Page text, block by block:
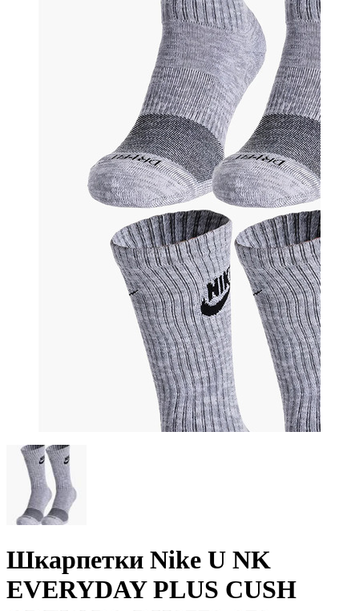
Шкарпетки Nike U NK
EVERYDAY PLUS CUSH